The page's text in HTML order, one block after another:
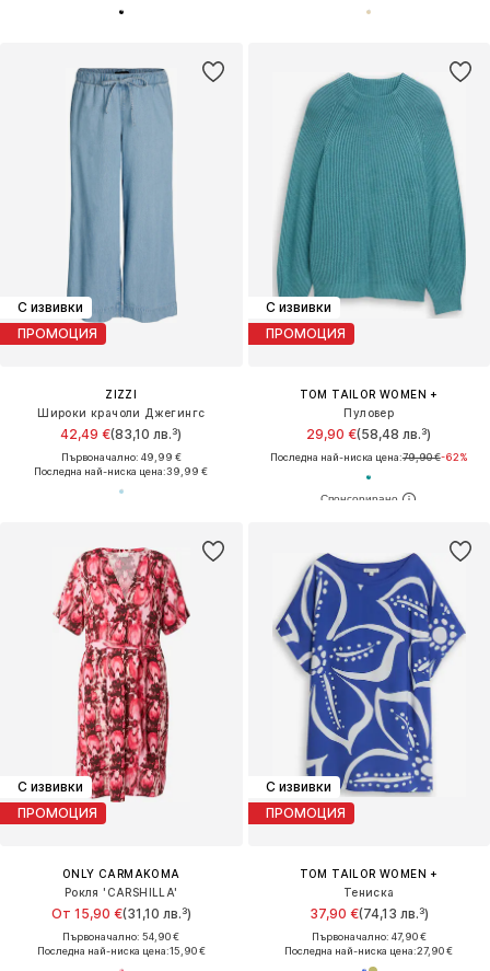
С извивки
ПРОМОЦИЯ
ZIZZI
Широки крачоли Джегингс
42,49 €(83,10 лв.³)
Първоначално: 49,99 €
Последна най-ниска цена:39,99 €
С извивки
ПРОМОЦИЯ
TOM TAILOR WOMEN +
Пуловер
29,90 €(58,48 лв.³)
Последна най-ниска цена:79,90 €-62%
С извивки
ПРОМОЦИЯ
ONLY CARMAKOMA
Рокля 'CARSHILLA'
От 15,90 €(31,10 лв.³)
Първоначално: 54,90 €
Последна най-ниска цена:15,90 €
С извивки
ПРОМОЦИЯ
TOM TAILOR WOMEN +
Тениска
37,90 €(74,13 лв.³)
Първоначално: 47,90 €
Последна най-ниска цена:27,90 €